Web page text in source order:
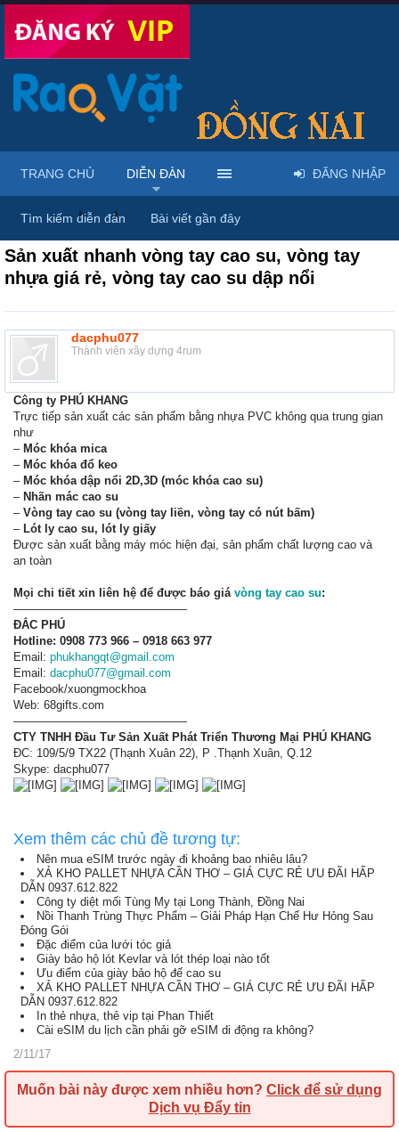
Diễn đàn ... Rao vặt tổng hợp - Uy tín - Miễn phí
Sản xuất nhanh vòng tay cao su, vòng tay
nhựa giá rẻ, vòng tay cao su dập nổi
dacphu077
Thành viên xây dựng 4rum
Công ty PHÚ KHANG
Trực tiếp sản xuất các sản phẩm bằng nhựa PVC không qua trung gian
như
–Móc khóa mica
–Móc khóa đổ keo
–Móc khóa dập nổi 2D,3D (móc khóa cao su)
–Nhãn mác cao su
–Vòng tay cao su (vòng tay liền, vòng tay có nút bấm)
–Lót ly cao su, lót ly giấy
Được sản xuất bằng máy móc hiện đại, sản phẩm chất lượng cao và
an toàn
Mọi chi tiết xin liên hệ để được báo giá vòng tay cao su:
———————————————
ĐẮC PHÚ
Hotline: 0908 773 966 – 0918 663 977
Email: phukhangqt@gmail.com
Email: dacphu077@gmail.com
Facebook/xuongmockhoa
Web: 68gifts.com
———————————————
CTY TNHH Đầu Tư Sản Xuất Phát Triển Thương Mại PHÚ KHANG
ĐC: 109/5/9 TX22 (Thạnh Xuân 22), P .Thạnh Xuân, Q.12
Skype: dacphu077
Xem thêm các chủ đề tương tự:
Nên mua eSIM trước ngày đi khoảng bao nhiêu lâu?
XẢ KHO PALLET NHỰA CẦN THƠ – GIÁ CỰC RẺ ƯU ĐÃI HẤP
DẪN 0937.612.822
Công ty diệt mối Tùng My tại Long Thành, Đồng Nai
Nồi Thanh Trùng Thực Phẩm – Giải Pháp Hạn Chế Hư Hỏng Sau
Đóng Gói
Đặc điểm của lưới tóc giả
Giày bảo hộ lót Kevlar và lót thép loại nào tốt
Ưu điểm của giày bảo hộ đế cao su
XẢ KHO PALLET NHỰA CẦN THƠ – GIÁ CỰC RẺ ƯU ĐÃI HẤP
DẪN 0937.612.822
In thẻ nhựa, thẻ vip tại Phan Thiết
Cài eSIM du lịch cần phải gỡ eSIM di động ra không?
2/11/17
Muốn bài này được xem nhiều hơn? Click để sử dụng
Dịch vụ Đẩy tin
TRANG CHỦ DIỄN ĐÀN
Tìm kiếm diễn đàn Bài viết gần đây
ĐĂNG NHẬP